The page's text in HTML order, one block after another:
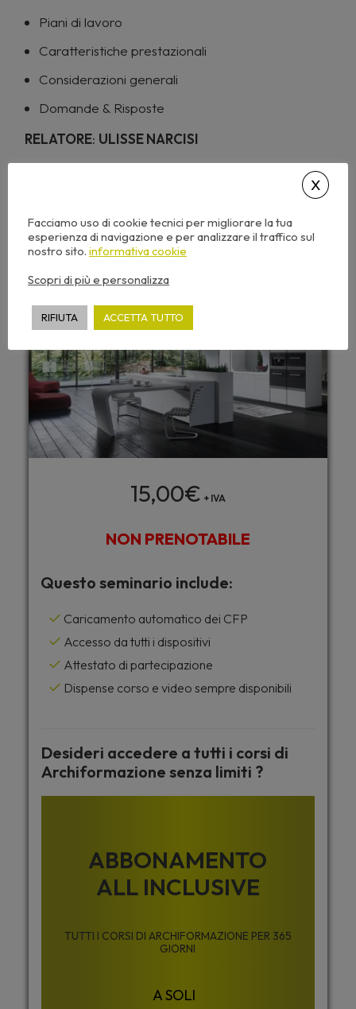
Piani di lavoro
Caratteristiche prestazionali
Considerazioni generali
Domande & Risposte
RELATORE: ULISSE NARCISI
Ordine degli Architetti di MONZA e BRIANZA.
contattarci direttamente in Live-Chat.
15,00€ + IVA
NON PRENOTABILE
Questo seminario include:
Caricamento automatico dei CFP
Accesso da tutti i dispositivi
Attestato di partecipazione
Dispense corso e video sempre disponibili
Desideri accedere a tutti i corsi di
Archiformazione senza limiti ?
ABBONAMENTO
ALL INCLUSIVE
TUTTI I CORSI DI ARCHIFORMAZIONE PER 365
GIORNI
Facciamo uso di cookie tecnici per migliorare la tua
esperienza di navigazione e per analizzare il traffico sul
nostro sito. informativa cookie
Scopri di più e personalizza
RIFIUTA ACCETTA TUTTO